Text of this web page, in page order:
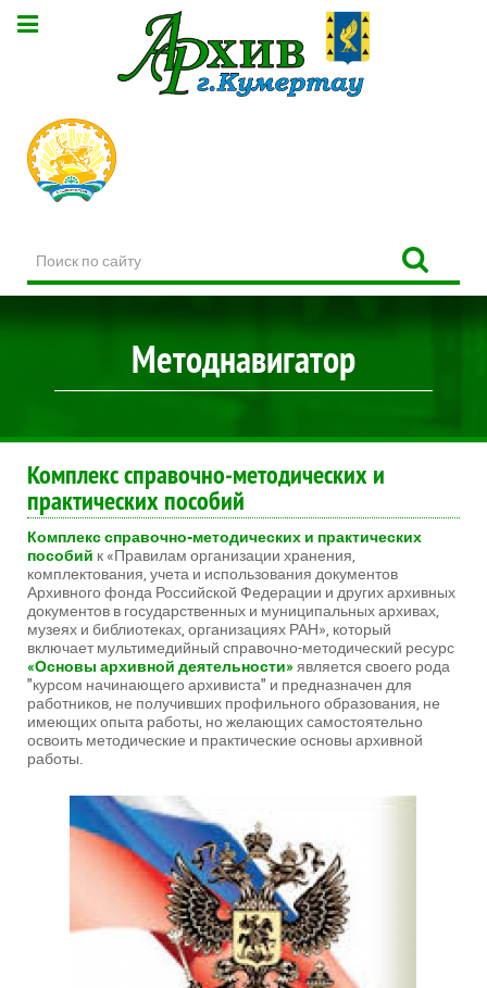
по
сайту
Методнавигатор
Комплекс справочно-методических и
практических пособий
Комплекс справочно-методических и практических
пособий к «Правилам организации хранения,
комплектования, учета и использования документов
Архивного фонда Российской Федерации и других архивных
документов в государственных и муниципальных архивах,
музеях и библиотеках, организациях РАН», который
включает мультимедийный справочно-методический ресурс
«Основы архивной деятельности»является своего рода
"курсом начинающего архивиста" и предназначен для
работников, не получивших профильного образования, не
имеющих опыта работы, но желающих самостоятельно
освоить методические и практические основы архивной
работы.